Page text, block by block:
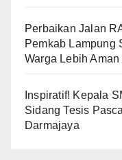
Perbaikan Jalan
Pemkab Lampung
Warga Lebih
Inspiratif! Kepala
Sidang Tesis
Darmajaya